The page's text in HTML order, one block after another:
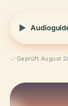
Geprüft August